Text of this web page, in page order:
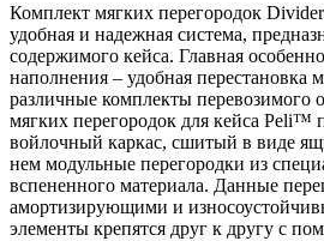
Комплект мягких перегородок
удобная и надежная система,
содержимого кейса. Главная
наполнения – удобная перестановка
различные комплекты перевозимого
мягких перегородок для кейса Peli™
войлочный каркас, сшитый в виде
нем модульные перегородки из
вспененного материала. Данные
амортизирующими и
элементы крепятся друг к другу с